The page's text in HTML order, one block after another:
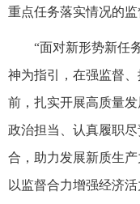
重点任务落实情况的监
“面对新形势新任
神为指引，在强监督
前，扎实开展高质量
政治担当、认真履职
合，助力发展新质生
以监督合力增强经济